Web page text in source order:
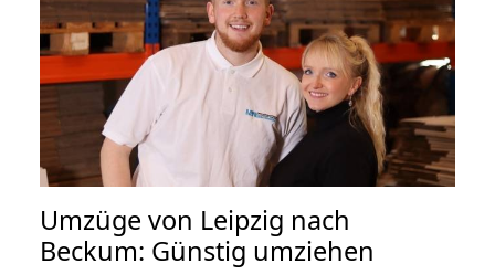
Umzüge von Leipzig nach
Beckum: Günstig umziehen